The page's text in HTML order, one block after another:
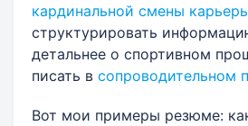
кардинальной смены
структурировать
детальнее о спортивном
писать в сопроводительном
Вот мои примеры резюме: